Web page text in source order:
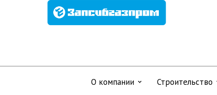
О компании Строительство